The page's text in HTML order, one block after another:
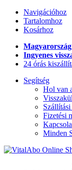
Navigációhoz
Tartalomhoz
Kosárhoz
Ingyenes
24 órás
Segítség
Hol van
Fizetési
Minden